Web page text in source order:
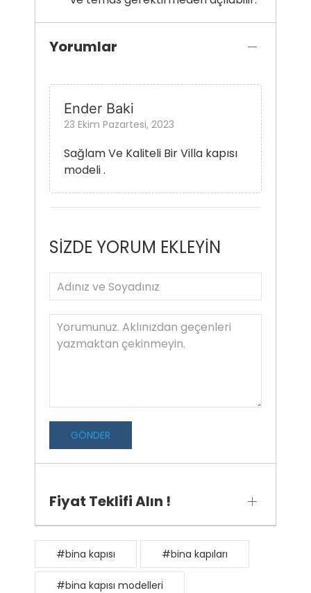
Yorumlar
Ender Baki
23 Ekim Pazartesi, 2023
Sağlam Ve Kaliteli Bir Villa kapısı
modeli .
SİZDE YORUM EKLEYİN
GÖNDER
Fiyat Teklifi Alın !
#bina kapısı #bina kapıları
#bina kapısı modelleri